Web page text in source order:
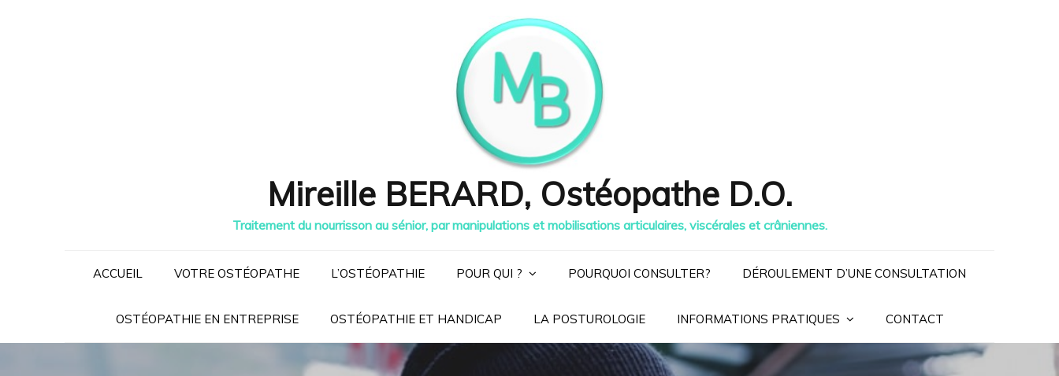
Mireille BERARD, Ostéopathe D.O.
Traitement du nourrisson au sénior, par manipulations et mobilisations articulaires, viscérales et crâniennes.
ACCUEIL VOTRE OSTÉOPATHE L’OSTÉOPATHIE POUR QUI ? POURQUOI CONSULTER? DÉROULEMENT D’UNE CONSULTATION
OSTÉOPATHIE EN ENTREPRISE OSTÉOPATHIE ET HANDICAP LA POSTUROLOGIE INFORMATIONS PRATIQUES CONTACT